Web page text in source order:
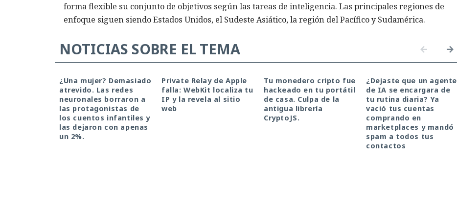
forma flexible su conjunto de objetivos según las tareas de inteligencia. Las principales regiones de
enfoque siguen siendo Estados Unidos, el Sudeste Asiático, la región del Pacífico y Sudamérica.
NOTICIAS SOBRE EL TEMA
¿Una mujer? Demasiado
atrevido. Las redes
neuronales borraron a
las protagonistas de
los cuentos infantiles y
las dejaron con apenas
un 2%.
Private Relay de Apple
falla: WebKit localiza tu
IP y la revela al sitio
web
Tu monedero cripto fue
hackeado en tu portátil
de casa. Culpa de la
antigua librería
CryptoJS.
¿Dejaste que un agente
de IA se encargara de
tu rutina diaria? Ya
vació tus cuentas
comprando en
marketplaces y mandó
spam a todos tus
contactos